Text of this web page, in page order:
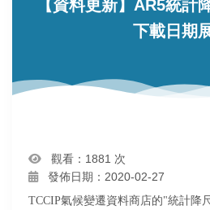
【資料更新】AR5統計
下載日期
觀看：1881 次
發佈日期：2020-02-27
TCCIP氣候變遷資料商店的"統計降